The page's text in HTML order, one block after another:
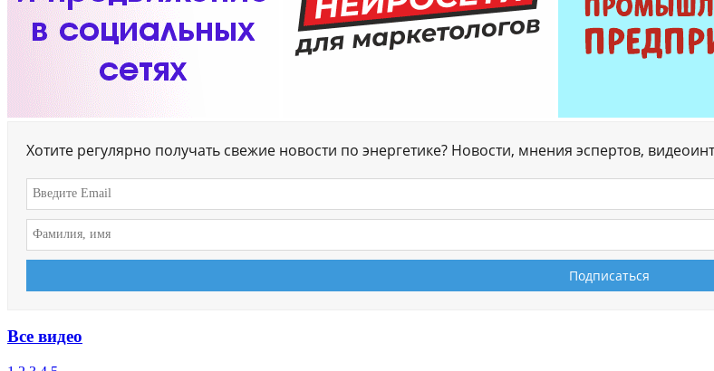
Хотите регулярно получать свежие новости по энергетике? Новости, мнения эспертов,
Все видео